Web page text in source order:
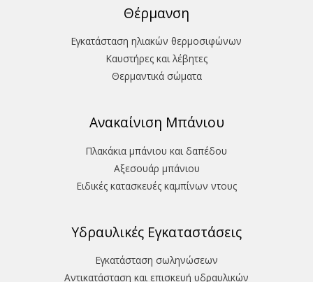
Θέρμανση
Εγκατάσταση ηλιακών θερμοσιφώνων
Καυστήρες και λέβητες
Θερμαντικά σώματα
Ανακαίνιση Μπάνιου
Πλακάκια μπάνιου και δαπέδου
Aξεσουάρ μπάνιου
Ειδικές κατασκευές καμπίνων ντους
Υδραυλικές Εγκαταστάσεις
Εγκατάσταση σωληνώσεων
Αντικατάσταση και επισκευή υδραυλικών